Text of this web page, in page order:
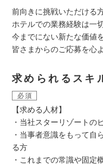
前向きに挑戦いただける
ホテルでの業務経験は一
今までにない新たな価値
皆さまからのご応募を心
求められるスキ
必須
【求める人材】
・当社スターリゾートの
・当事者意識をもって自
る方
・これまでの常識や固定